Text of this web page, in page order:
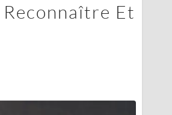
Reconnaître Et